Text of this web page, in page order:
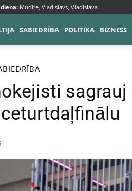
Mudīte, Vladislavs, Vladislava
SABIEDRĪBA POLITIKA BIZNESS
sagrauj